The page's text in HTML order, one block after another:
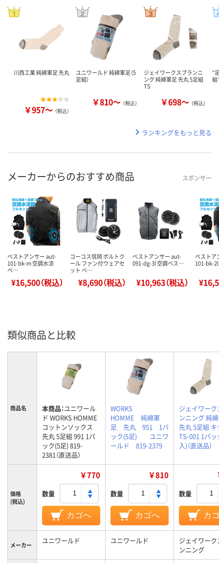
川西工業 純綿軍足 先丸
￥957～ （税込）
ユニワールド 純綿軍足（5
足組）
￥810～ （税込）
ジェイワークスプランニ
ング 純綿軍足 先丸 5足組
TS
￥698～ （税込）
“
組
ランキングをもっと見る
メーカーからのおすすめ商品 スポンサー
ベストアンサー aut-
101-bk-m 空調水涼
ベ…
¥16,500（税込）
コーコス信岡 ボルトク
ール ファン付ウェアセ
ット ベ…
¥8,690（税込）
ベストアンサー aut-
091-dg-3l 空調ベス…
¥10,963（税込）
ベストア
101-bk-
類似商品と比較
商品名 本商品：ユニワール
ド WORKS HOMME
コットンソックス
先丸 5足組 991 1パ
ック(5足) 819-
2381（直送品）
WORKS
HOMME 純綿軍
足 先丸 951 1パ
ック(5足) ユニワ
ールド 819-2379
ジェイワー
ンニング 純
先丸 5足組 キ
TS-001 1パッ
入)（直送品）
価格
(税込)
￥770
数量
カゴへ
￥810
数量
カゴへ
数量
カ
メーカー ユニワールド ユニワールド
ジェイワー
ンニング